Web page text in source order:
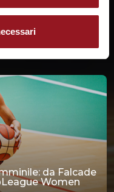
da Falcade
Women